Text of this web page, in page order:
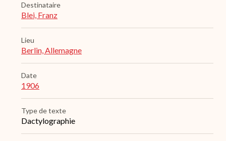
Destinataire
Blei, Franz
Lieu
Berlin, Allemagne
Date
1906
Type de texte
Dactylographie